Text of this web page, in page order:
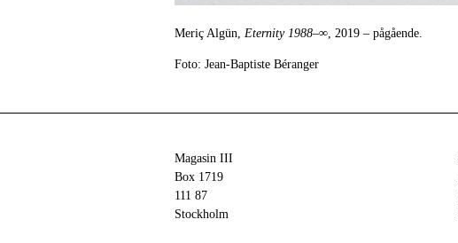
Meriç Algün, Eternity 1988–∞ , 2019 – pågående.
Foto: Jean-Baptiste Béranger
Magasin III
Box 1719
111 87
Stockholm